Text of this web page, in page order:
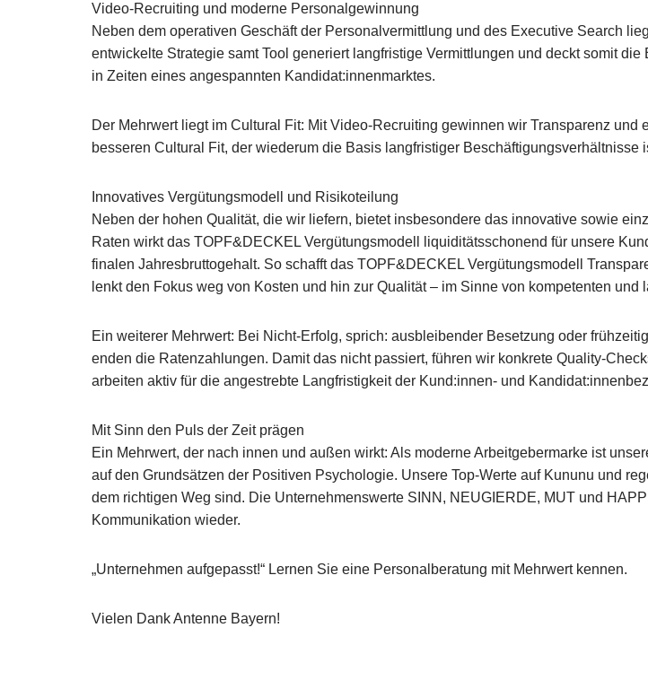
Video-Recruiting und moderne Personalgewinnung
Neben dem operativen Geschäft der Personalvermittlung und des Executive Search
entwickelte Strategie samt Tool generiert langfristige Vermittlungen und deckt somit
in Zeiten eines angespannten Kandidat:innenmarktes.
Der Mehrwert liegt im Cultural Fit: Mit Video-Recruiting gewinnen wir Transparenz
besseren Cultural Fit, der wiederum die Basis langfristiger Beschäftigungsverhältnisse
Innovatives Vergütungsmodell und Risikoteilung
Neben der hohen Qualität, die wir liefern, bietet insbesondere das innovative sowie
Raten wirkt das TOPF&DECKEL Vergütungsmodell liquiditätsschonend für unsere
finalen Jahresbruttogehalt. So schafft das TOPF&DECKEL Vergütungsmodell
lenkt den Fokus weg von Kosten und hin zur Qualität – im Sinne von kompetenten und
Ein weiterer Mehrwert: Bei Nicht-Erfolg, sprich: ausbleibender Besetzung oder
enden die Ratenzahlungen. Damit das nicht passiert, führen wir konkrete Quality-
arbeiten aktiv für die angestrebte Langfristigkeit der Kund:innen- und
Mit Sinn den Puls der Zeit prägen
Ein Mehrwert, der nach innen und außen wirkt: Als moderne Arbeitgebermarke ist
auf den Grundsätzen der Positiven Psychologie. Unsere Top-Werte auf Kununu und
dem richtigen Weg sind. Die Unternehmenswerte SINN, NEUGIERDE, MUT und
Kommunikation wieder.
„Unternehmen aufgepasst!“ Lernen Sie eine Personalberatung mit Mehrwert kennen.
Vielen Dank Antenne Bayern!